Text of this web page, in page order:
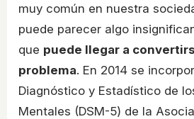
muy común en nuestra
puede parecer algo
que puede llegar a
problema. En 2014 se
Diagnóstico y Estadístico de
Mentales (DSM-5) de la